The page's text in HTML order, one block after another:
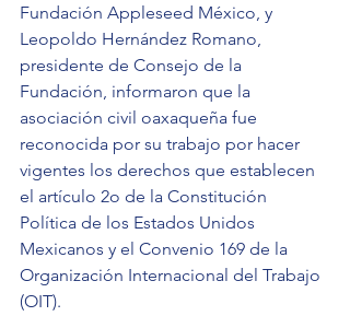
Fundación Appleseed México, y
Leopoldo Hernández Romano,
presidente de Consejo de la
Fundación, informaron que la
asociación civil oaxaqueña fue
reconocida por su trabajo por hacer
vigentes los derechos que establecen
el artículo 2o de la Constitución
Política de los Estados Unidos
Mexicanos y el Convenio 169 de la
Organización Internacional del Trabajo
(OIT).